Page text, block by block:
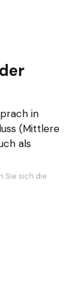
in
(Mittlere
als
Sie sich die